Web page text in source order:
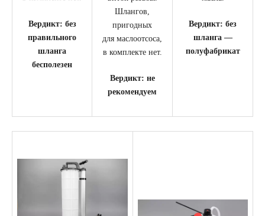
Вердикт: без
правильного
шланга
бесполезен
Шлангов,
пригодных
для масло­отсоса,
в комплекте нет.
Вердикт: не
рекомендуем
Вердикт: без
шланга —
полуфабрикат